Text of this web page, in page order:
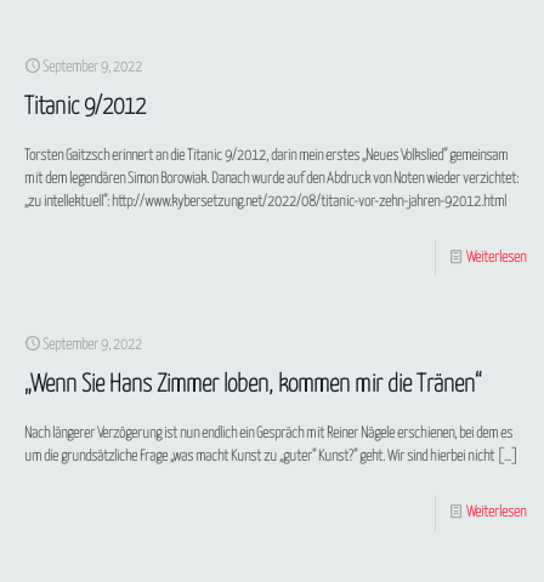
September 9, 2022
Titanic 9/2012
Torsten Gaitzsch erinnert an die Titanic 9/2012, darin mein erstes „Neues Volkslied“ gemeinsam
mit dem legendären Simon Borowiak. Danach wurde auf den Abdruck von Noten wieder verzichtet:
„zu intellektuell“: http://www.kybersetzung.net/2022/08/titanic-vor-zehn-jahren-92012.html
Weiterlesen
September 9, 2022
„Wenn Sie Hans Zimmer loben, kommen mir die Tränen“
Nach längerer Verzögerung ist nun endlich ein Gespräch mit Reiner Nägele erschienen, bei dem es
um die grundsätzliche Frage „was macht Kunst zu „guter“ Kunst?“ geht. Wir sind hierbei nicht […]
Weiterlesen